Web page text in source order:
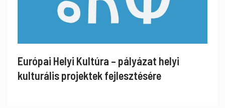
Európai Helyi Kultúra – pályázat helyi
kulturális projektek fejlesztésére